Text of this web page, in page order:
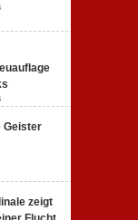
Geister
zeigt